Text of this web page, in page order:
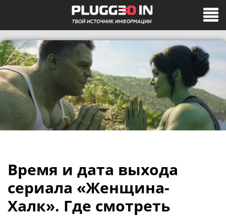
Время и дата выхода
сериала «Женщина-
Халк». Где смотреть